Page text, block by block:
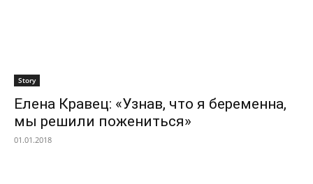
Story
Елена Кравец: «Узнав, что я беременна,
мы решили пожениться»
01.01.2018